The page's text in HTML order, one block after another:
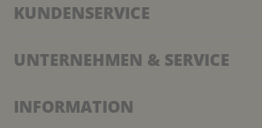
KUNDENSERVICE
UNTERNEHMEN & SERVICE
INFORMATION